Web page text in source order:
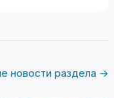
новости раздела →